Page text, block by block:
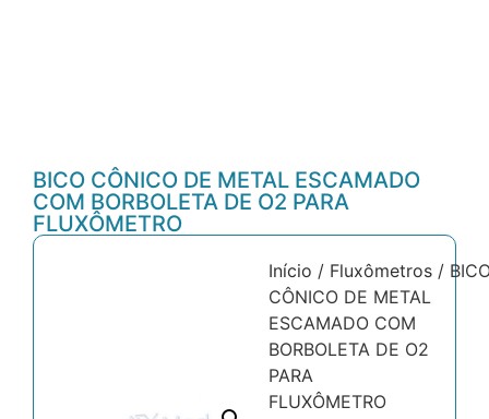
BICO CÔNICO DE METAL ESCAMADO
COM BORBOLETA DE O2 PARA
FLUXÔMETRO
Início / Fluxômetros /
CÔNICO DE METAL
ESCAMADO COM
BORBOLETA DE O2
PARA
FLUXÔMETRO